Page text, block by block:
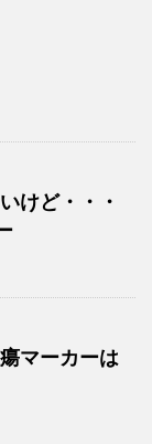
けど・・・
マーカーは